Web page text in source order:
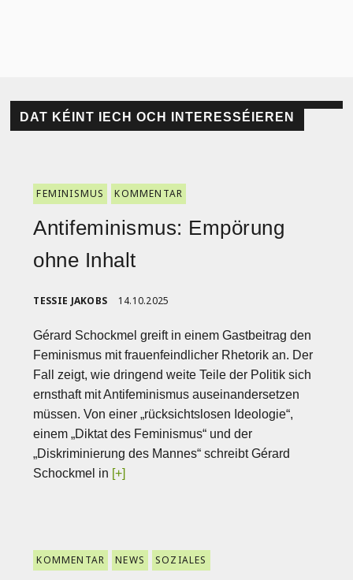
DAT KÉINT IECH OCH INTERESSÉIEREN
FEMINISMUS KOMMENTAR
Antifeminismus: Empörung
ohne Inhalt
TESSIE JAKOBS 14.10.2025
Gérard Schockmel greift in einem Gastbeitrag den
Feminismus mit frauenfeindlicher Rhetorik an. Der
Fall zeigt, wie dringend weite Teile der Politik sich
ernsthaft mit Antifeminismus auseinandersetzen
müssen. Von einer „rücksichtslosen Ideologie“,
einem „Diktat des Feminismus“ und der
„Diskriminierung des Mannes“ schreibt Gérard
Schockmel in [+]
KOMMENTAR NEWS SOZIALES